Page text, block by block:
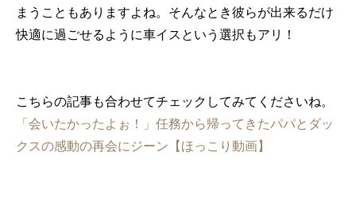
まうこともありますよね。そんなとき彼らが出来るだけ
快適に過ごせるように車イスという選択もアリ！
こちらの記事も合わせてチェックしてみてくださいね。
「会いたかったよぉ！」任務から帰ってきたパパとダッ
クスの感動の再会にジーン【ほっこり動画】